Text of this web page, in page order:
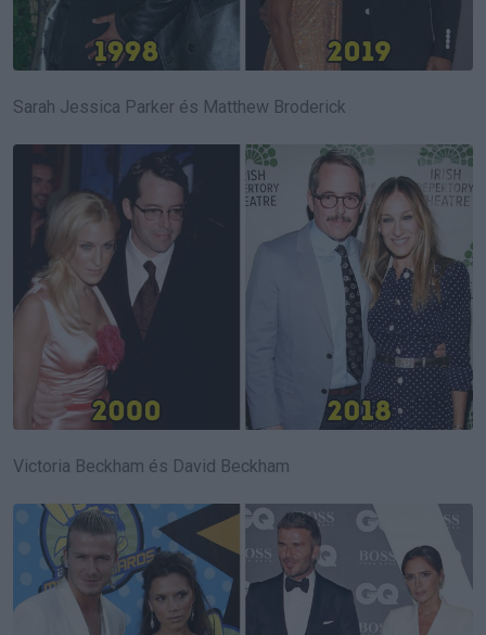
Sarah Jessica Parker és Matthew Broderick
Victoria Beckham és David Beckham